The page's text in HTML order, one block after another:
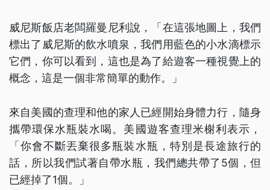
威尼斯飯店老闆羅曼尼利說，「在這張地圖上，我們
標出了威尼斯的飲水噴泉，我們用藍色的小水滴標示
它們，你可以看到，這也是為了給遊客一種視覺上的
概念，這是一個非常簡單的動作。」
來自美國的查理和他的家人已經開始身體力行，隨身
攜帶環保水瓶裝水喝。美國遊客查理米榭利表示，
「你會不斷丟棄很多瓶裝水瓶，特別是長途旅行的
話，所以我們試著自帶水瓶，我們總共帶了5個，但
已經掉了1個。」